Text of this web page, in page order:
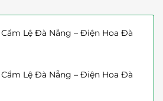
Lệ Đà Nẵng – Điện Hoa Đà
Lệ Đà Nẵng – Điện Hoa Đà